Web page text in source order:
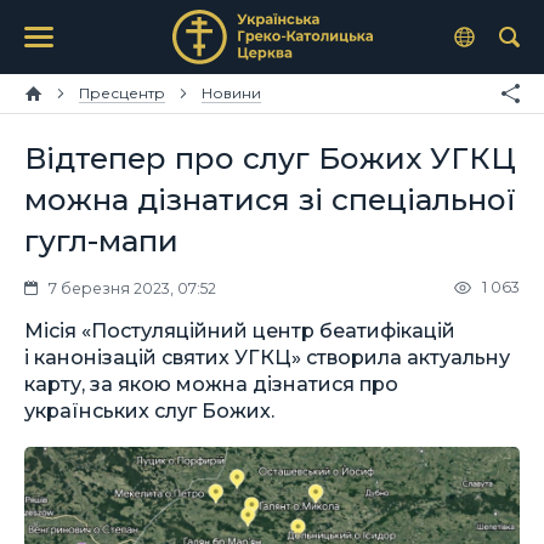
Пресцентр Новини
Відтепер про слуг Божих УГКЦ
можна дізнатися зі спеціальної
гугл-мапи
7 березня 2023, 07:52 1 063
Місія «Постуляційний центр беатифікацій
і канонізацій святих УГКЦ» створила актуальну
карту, за якою можна дізнатися про
українських слуг Божих.